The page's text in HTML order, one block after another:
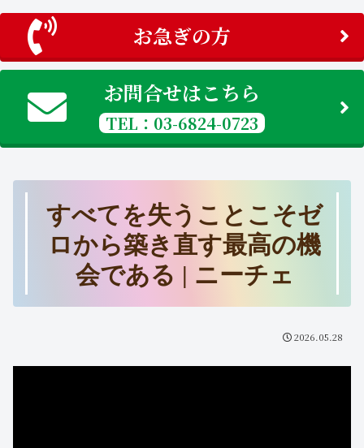
お急ぎの方
お問合せはこちら
TEL：03-6824-0723
すべてを失うことこそゼ
ロから築き直す最高の機
会である | ニーチェ
2026.05.28